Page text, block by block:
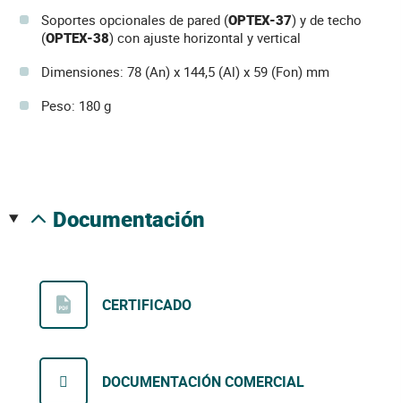
Soportes opcionales de pared (OPTEX-37) y de techo
(OPTEX-38) con ajuste horizontal y vertical
Dimensiones: 78 (An) x 144,5 (Al) x 59 (Fon) mm
Peso: 180 g
documentación
CERTIFICADO
DOCUMENTACIÓN COMERCIAL